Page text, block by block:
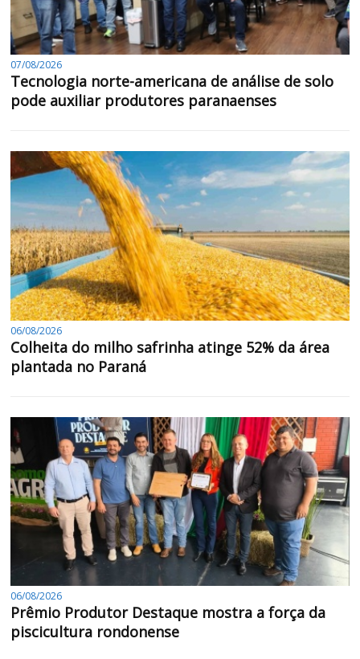
07/08/2026
Tecnologia norte-americana de análise de solo
pode auxiliar produtores paranaenses
06/08/2026
Colheita do milho safrinha atinge 52% da área
plantada no Paraná
06/08/2026
Prêmio Produtor Destaque mostra a força da
piscicultura rondonense